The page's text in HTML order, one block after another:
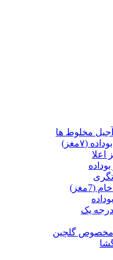
مخلوط ها
(۷مغز)
اعلا
(7مغز)
یک
مخصوص گلچین